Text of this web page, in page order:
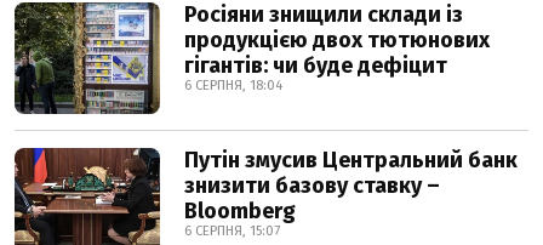
Росіяни знищили склади із
продукцією двох тютюнових
гігантів: чи буде дефіцит
6 СЕРПНЯ, 18:04
Путін змусив Центральний банк
знизити базову ставку –
Bloomberg
6 СЕРПНЯ, 15:07